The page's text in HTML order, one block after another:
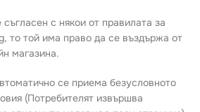
с някои от правилата за
то той има право да се въздържа от
магазина.
се приема безусловното
(Потребителят извършва